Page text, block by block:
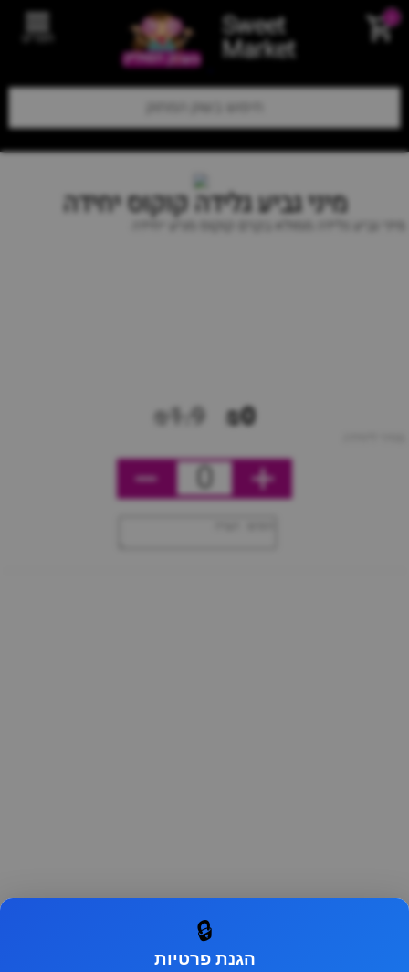
Sweet
Market תפריט
מיני גביע גלידה קוקוס יחידה
מיני גביע גלידה ממולא בקרם קוקוס מגיע יחידה
₪0
₪1.9
0
🔒
הגנת פרטיות